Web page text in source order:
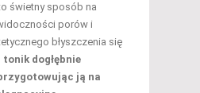
świetny sposób na
porów i
błyszczenia się
dogłębnie
ją na